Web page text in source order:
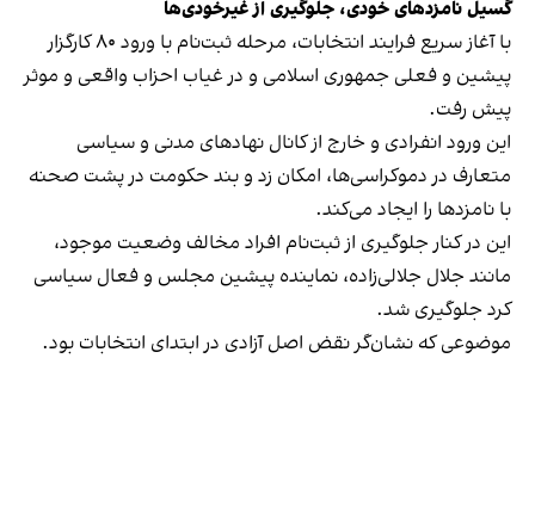
گسیل نامزدهای خودی، جلوگیری از غیرخودی‌ها
با آغاز سریع فرایند انتخابات، مرحله ثبت‌نام با ورود ۸۰ کارگزار
پیشین و فعلی جمهوری اسلامی و در غیاب احزاب واقعی و موثر
پیش رفت.
این ورود انفرادی و خارج از کانال نهادهای مدنی و سیاسی
متعارف در دموکراسی‌ها، امکان زد و بند حکومت در پشت صحنه
با نامزدها را ایجاد می‌کند.
این در کنار جلوگیری از ثبت‌نام افراد مخالف وضعیت موجود،
مانند جلال جلالی‌زاده، نماینده پیشین مجلس و فعال سیاسی
کرد جلوگیری شد.
موضوعی که نشان‌گر نقض اصل آزادی در ابتدای انتخابات بود.